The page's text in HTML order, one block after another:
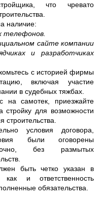
что чревато
наличие:
телефонов.
сайте компании
и разработчиках
с историей фирмы
включая участие
в судебных тяжбах.
на самотек, приезжайте
для возможности
строительства.
условия договора,
были оговорены
без размытых
быть четко указан в
и ответственность
обязательства.